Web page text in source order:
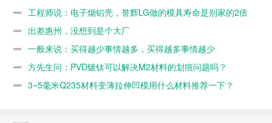
工程师说：电子烟铝壳，誉辉LG做的模具寿命是别家的2倍
出差惠州，没想到是个大厂
一般来说：买得越少事情越多，买得越多事情越少
方先生问：PVD镀钛可以解决M2材料的划痕问题吗？
3~5毫米Q235材料变薄拉伸凹模用什么材料推荐一下？